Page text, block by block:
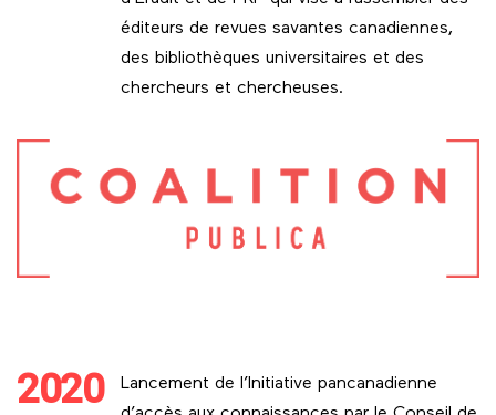
éditeurs de revues savantes canadiennes,
des bibliothèques universitaires et des
chercheurs et chercheuses.
2020
Lancement de l’Initiative pancanadienne